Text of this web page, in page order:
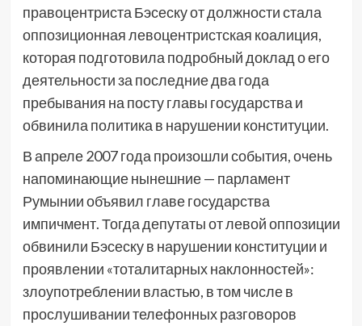
правоцентриста Бэсеску от должности стала
оппозиционная левоцентристская коалиция,
которая подготовила подробный доклад о его
деятельности за последние два года
пребывания на посту главы государства и
обвинила политика в нарушении конституции.
В апреле 2007 года произошли события, очень
напоминающие нынешние — парламент
Румынии объявил главе государства
импичмент. Тогда депутаты от левой оппозиции
обвинили Бэсеску в нарушении конституции и
проявлении «тоталитарных наклонностей»:
злоупотреблении властью, в том числе в
прослушивании телефонных разговоров